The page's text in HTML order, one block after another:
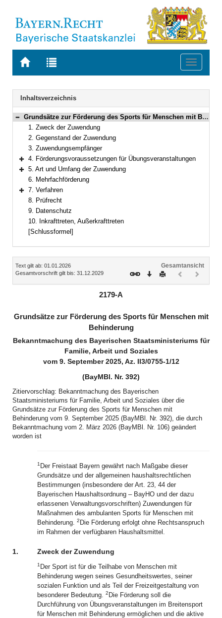
Zur
BAYERN.RECHT
Zur
letzten
Suche
Toggle
Navigation
Inhaltsverzeichnis
Bereich reduzieren
Grundsätze zur Förderung des Sports für Menschen mit Behinderung
1. Zweck der Zuwendung
2. Gegenstand der Zuwendung
3. Zuwendungsempfänger
Bereich erweitern
4. Förderungsvoraussetzungen für Übungsveranstaltungen
Bereich erweitern
5. Art und Umfang der Zuwendung
6. Mehrfachförderung
Bereich erweitern
7. Verfahren
8. Prüfrecht
9. Datenschutz
10. Inkrafttreten, Außerkrafttreten
[Schlussformel]
Inhalt
Text gilt ab: 01.01.2026
Gesamtvorschrift gilt bis: 31.12.2029
Gesamtansicht
Download
DruckenVorheriges
2179-A
Grundsätze zur Förderung des Sports für Menschen mit
Behinderung
Bekanntmachung des Bayerischen Staatsministeriums für
Familie, Arbeit und Soziales
vom 9. September 2025, Az. II3/0755-1/12
(BayMBl. Nr. 392)
Zitiervorschlag: Bekanntmachung des Bayerischen
Staatsministeriums für Familie, Arbeit und Soziales über die
Grundsätze zur Förderung des Sports für Menschen mit
Behinderung vom 9. September 2025 (BayMBl. Nr. 392), die durch
Bekanntmachung vom 2. März 2026 (BayMBl. Nr. 106) geändert
worden ist
1 Der Freistaat Bayern gewährt nach Maßgabe dieser
Grundsätze und der allgemeinen haushaltsrechtlichen
Bestimmungen (insbesondere der Art. 23, 44 der
Bayerischen Haushaltsordnung – BayHO und der dazu
erlassenen Verwaltungsvorschriften) Zuwendungen für
Maßnahmen des ambulanten Sports für Menschen mit
Behinderung. 2 Die Förderung erfolgt ohne Rechtsanspruch
im Rahmen der verfügbaren Haushaltsmittel.
1. Zweck der Zuwendung
1 Der Sport ist für die Teilhabe von Menschen mit
Behinderung wegen seines Gesundheitswertes, seiner
sozialen Funktion und als Teil der Freizeitgestaltung von
besonderer Bedeutung. 2 Die Förderung soll die
Durchführung von Übungsveranstaltungen im Breitensport
für Menschen mit Behinderung ermöglichen und die aktive